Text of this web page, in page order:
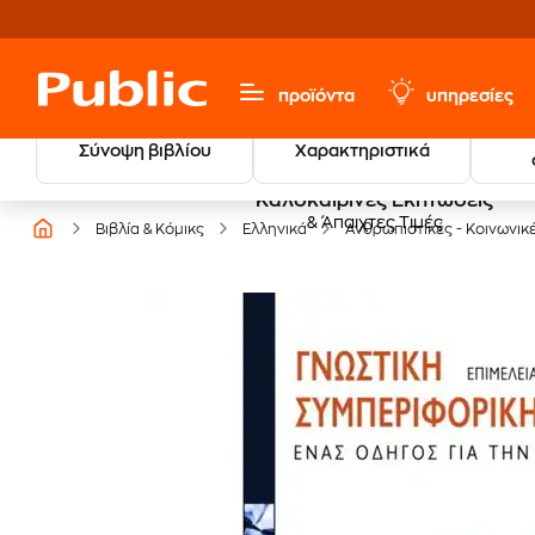
προϊόντα υπηρεσίες
Σύνοψη βιβλίου Χαρακτηριστικά
Καλοκαιρινές Εκπτώσεις
& Άπαιχτες Τιμές
Βιβλία & Κόμικς Ελληνικά Ανθρωπιστικές -